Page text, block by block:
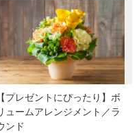
【プレゼントにぴったり】ボ
ュームアレンジメント／ラ
ンド